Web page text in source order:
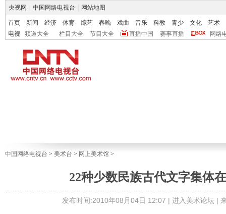
央视网 中国网络电视台 网站地图
首页 新闻 经济 体育 综艺 春晚 戏曲 音乐 科教 青少 文化
艺术
电视
频道大全 栏目大全 节目大全 直播中国 赛事直播 网络
中国网络电视台 > 美术台 > 网上美术馆 >
22种少数民族古代文字集体
发布时间:2010年08月04日 12:07 | 进入美术论坛|